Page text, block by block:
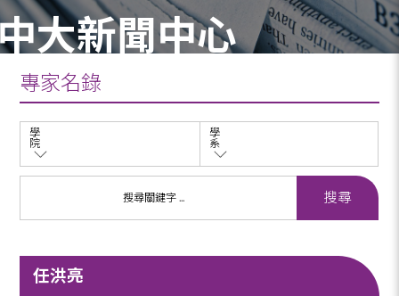
大新聞中心
專家名錄
學
院
學
系
任洪亮